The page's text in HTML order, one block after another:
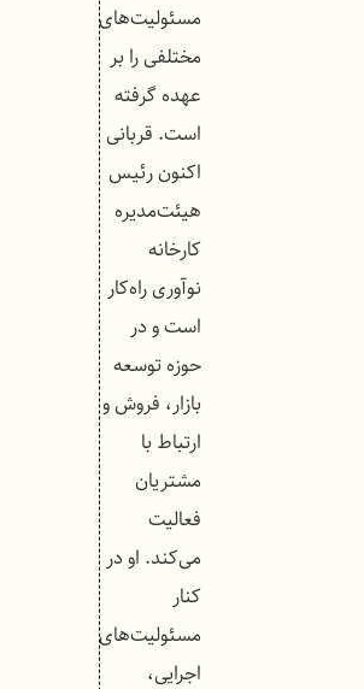
مسئولیت‌های
مختلفی را بر
عهده گرفته
است. قربانی
اکنون رئیس
هیئت‌مدیره
کارخانه
نوآوری راه‌کار
است و در
حوزه توسعه
بازار، فروش و
ارتباط با
مشتریان
فعالیت
می‌کند. او در
کنار
مسئولیت‌های
اجرایی،